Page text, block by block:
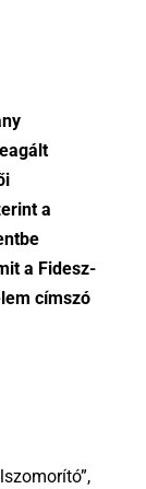
a
a Fidesz-
címszó